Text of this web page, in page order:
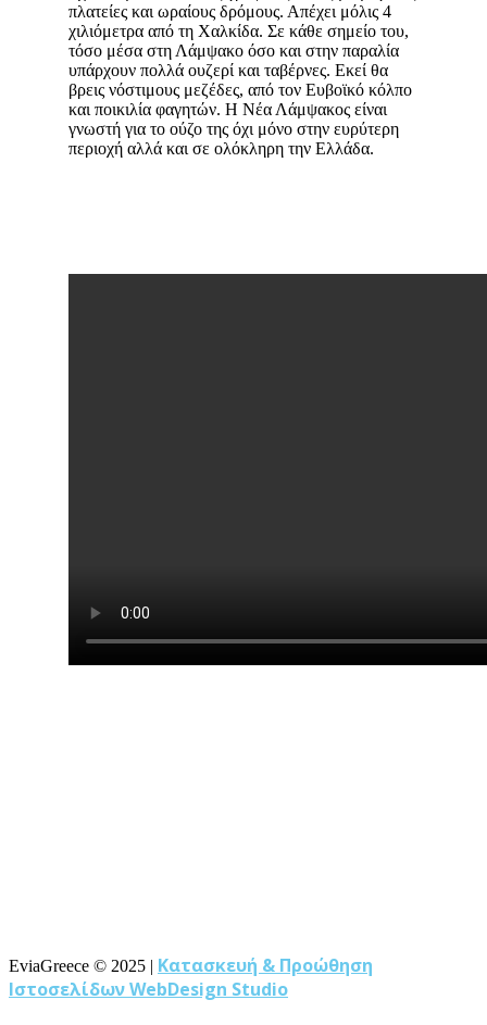
πλατείες και ωραίους δρόμους. Απέχει μόλις 4
χιλιόμετρα από τη Χαλκίδα. Σε κάθε σημείο του,
τόσο μέσα στη Λάμψακο όσο και στην παραλία
υπάρχουν πολλά ουζερί και ταβέρνες. Εκεί θα
βρεις νόστιμους μεζέδες, από τον Ευβοϊκό κόλπο
και ποικιλία φαγητών. Η Νέα Λάμψακος είναι
γνωστή για το ούζο της όχι μόνο στην ευρύτερη
περιοχή αλλά και σε ολόκληρη την Ελλάδα.
EviaGreece © 2025 | Κατασκευή & Προώθηση
Ιστοσελίδων WebDesign Studio